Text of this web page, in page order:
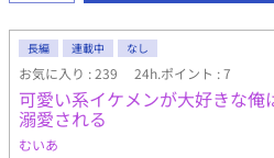
長編 連載中 なし
お気に入り : 239 24h.ポイント : 7
可愛い系イケメンが大好きな
溺愛される
むいあ